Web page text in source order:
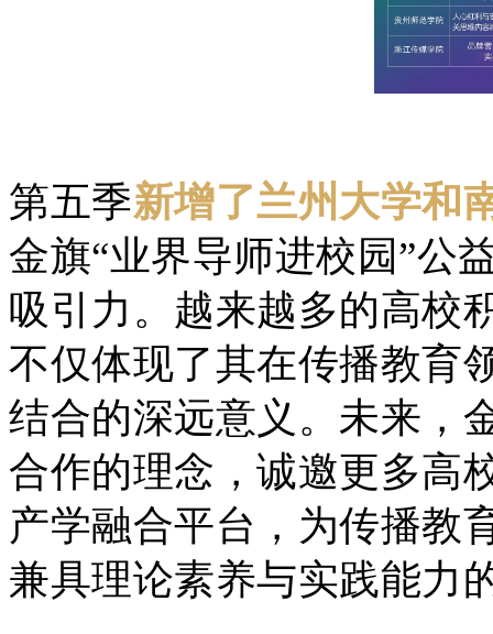
第五季新增了兰州大学和
金旗“业界导师进校园”公
吸引力。越来越多的高校
不仅体现了其在传播教育
结合的深远意义。未来，
合作的理念，诚邀更多高
产学融合平台，为传播教
兼具理论素养与实践能力